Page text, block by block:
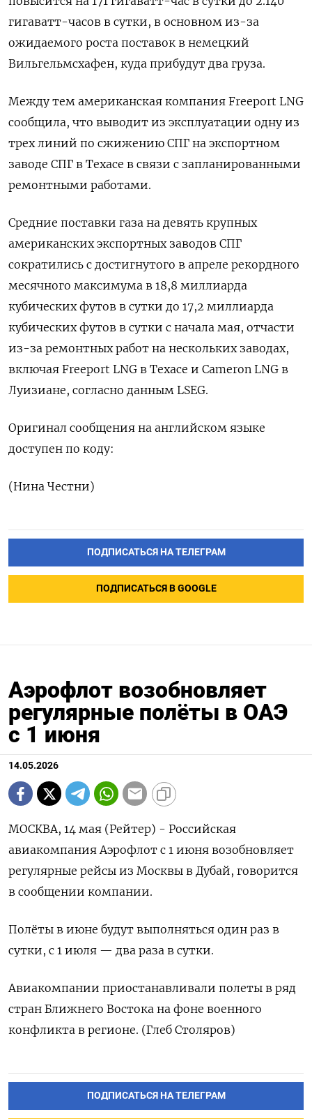
гигаватт-часов в сутки, в основном из-за
ожидаемого роста поставок в немецкий
Вильгельмсхафен, куда прибудут два груза.
Между тем американская компания Freeport LNG
сообщила, что выводит из эксплуатации ​одну из
трех линий ⁠по сжижению СПГ на экспортном
заводе СПГ в Техасе в связи с запланированными
ремонтными работами.
Средние поставки газа на девять крупных
американских экспортных заводов ‌СПГ
сократились с достигнутого в апреле рекордного
месячного максимума в 18,8 миллиарда
кубических футов в сутки ‌до 17,2 миллиарда
кубических футов в сутки с начала мая, отчасти
из-за ремонтных работ на нескольких ​заводах,
включая Freeport LNG в Техасе и Cameron LNG в
Луизиане, согласно ‌данным LSEG.
Оригинал сообщения на английском языке
доступен по коду:
(Нина Честни)
ПОДПИСАТЬСЯ НА ТЕЛЕГРАМ
ПОДПИСАТЬСЯ В GOOGLE
Аэрофлот возобновляет
регулярные полёты в ОАЭ
с 1 июня
14.05.2026
МОСКВА, 14 мая (Рейтер) - Российская
‌авиакомпания Аэрофлот с 1 ​июня возобновляет ​
регулярные ​рейсы ⁠из Москвы ‌в ‌Дубай, говорится
в ​сообщении ‌компании.
Полёты в ​июне будут ‌выполняться один раз в ​
сутки, ​с ‌1 ​июля — два раза в сутки.
Авиакомпании приостанавливали полеты в ​ряд
⁠стран Ближнего Востока на ‌фоне ‌военного
конфликта ​в регионе. (Глеб ‌Столяров)
ПОДПИСАТЬСЯ НА ТЕЛЕГРАМ